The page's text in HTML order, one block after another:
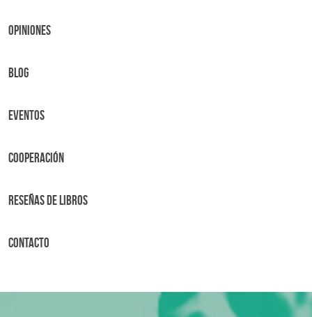
OPINIONES
BLOG
Eventos
Cooperación
Reseñas de libros
Contacto